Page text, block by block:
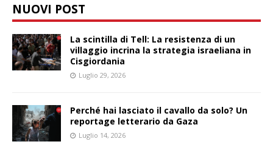
NUOVI POST
La scintilla di Tell: La resistenza di un
villaggio incrina la strategia israeliana in
Cisgiordania
Luglio 29, 2026
Perché hai lasciato il cavallo da solo? Un
reportage letterario da Gaza
Luglio 14, 2026